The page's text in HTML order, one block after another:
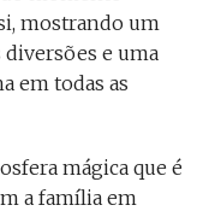
mostrando um
e uma
em todas as
mágica que é
a família em